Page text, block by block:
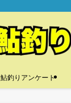
鮎釣りアンケート